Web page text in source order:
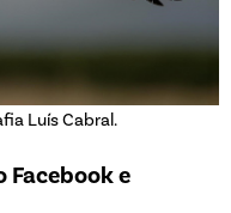
Luís Cabral.
Facebook e